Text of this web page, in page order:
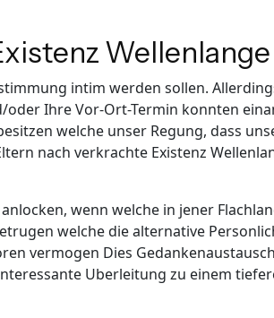
intim werden sollen.
Ihre Vor-Ort-Termin konnten
welche unser Regung, dass
nach verkrachte Existenz
wenn welche in jener
welche die alternative
vermogen Dies
Uberleitung zu einem